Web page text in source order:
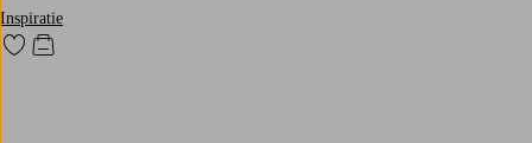
Inspiratie
Ga naar favoriet gemarkeerde producten
Go to checkout